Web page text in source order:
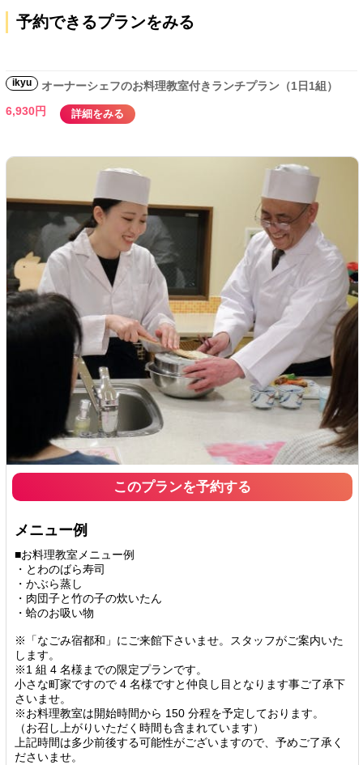
予約できるプランをみる
ikyu
オーナーシェフのお料理教室付きランチプラン（1日1組）
6,930円
詳細をみる
このプランを予約する
メニュー例
■お料理教室メニュー例
・とわのばら寿司
・かぶら蒸し
・肉団子と竹の子の炊いたん
・蛤のお吸い物
※「なごみ宿都和」にご来館下さいませ。スタッフがご案内いた
します。
※1 組 4 名様までの限定プランです。
小さな町家ですので 4 名様ですと仲良し目となります事ご了承下
さいませ。
※お料理教室は開始時間から 150 分程を予定しております。
（お召し上がりいただく時間も含まれています）
上記時間は多少前後する可能性がございますので、予めご了承く
ださいませ。